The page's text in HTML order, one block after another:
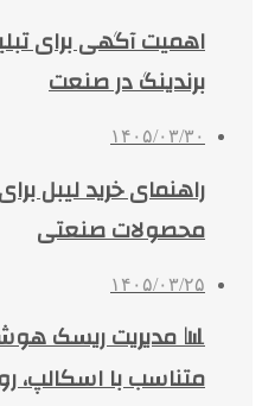
اهمیت آگهی برای
برندینگ در صنعت
۱۴۰۵/۰۳/۳۰
راهنمای خرید لیبل
محصولات صنعتی
۱۴۰۵/۰۳/۲۵
📊 مدیریت ریسک
متناسب با اسکالپ،